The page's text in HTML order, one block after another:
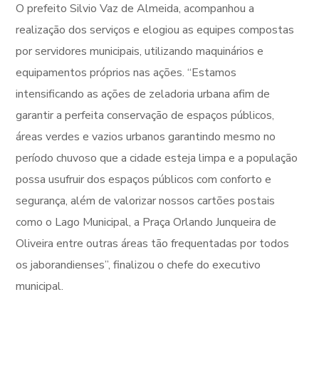
O prefeito Silvio Vaz de Almeida, acompanhou a
realização dos serviços e elogiou as equipes compostas
por servidores municipais, utilizando maquinários e
equipamentos próprios nas ações. “Estamos
intensificando as ações de zeladoria urbana afim de
garantir a perfeita conservação de espaços públicos,
áreas verdes e vazios urbanos garantindo mesmo no
período chuvoso que a cidade esteja limpa e a população
possa usufruir dos espaços públicos com conforto e
segurança, além de valorizar nossos cartões postais
como o Lago Municipal, a Praça Orlando Junqueira de
Oliveira entre outras áreas tão frequentadas por todos
os jaborandienses”, finalizou o chefe do executivo
municipal.